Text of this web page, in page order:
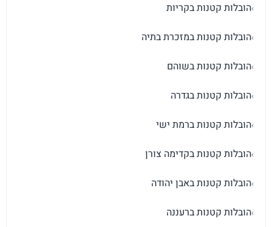
›הובלות קטנות בקריות
›הובלות קטנות במזכרת בתיה
›הובלות קטנות בשוהם
›הובלות קטנות בגדרה
›הובלות קטנות ברמת ישי
›הובלות קטנות בקדימה צורן
›הובלות קטנות באבן יהודה
›הובלות קטנות ברעננה